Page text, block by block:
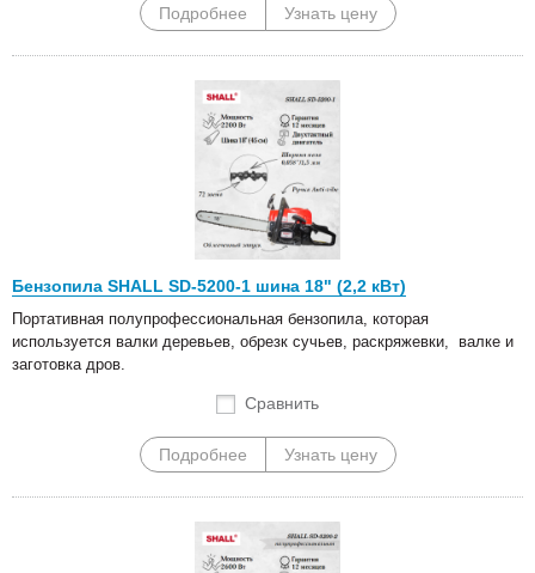
Подробнее Узнать цену
Бензопила SHALL SD-5200-1 шина 18" (2,2 кВт)
Портативная полупрофессиональная бензопила, которая
используется валки деревьев, обрезк сучьев, раскряжевки, валке и
заготовка дров.
Сравнить
Подробнее Узнать цену